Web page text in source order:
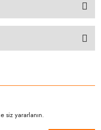
siz yararlanın.